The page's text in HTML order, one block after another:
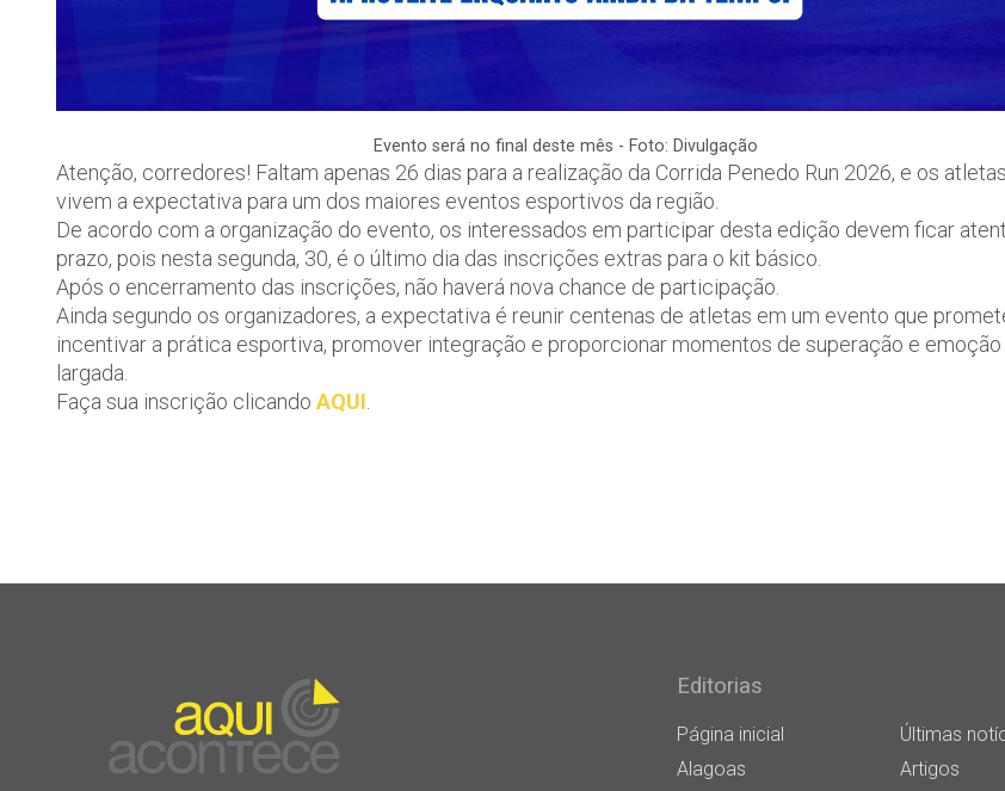
Evento será no final deste mês - Foto: Divulgação
Atenção, corredores! Faltam apenas 26 dias para a realização da Corrida Penedo Run 2026, e os
vivem a expectativa para um dos maiores eventos esportivos da região.
De acordo com a organização do evento, os interessados em participar desta edição devem ficar
prazo, pois nesta segunda, 30, é o último dia das inscrições extras para o kit básico.
Após o encerramento das inscrições, não haverá nova chance de participação.
Ainda segundo os organizadores, a expectativa é reunir centenas de atletas em um evento que
incentivar a prática esportiva, promover integração e proporcionar momentos de superação e emoção
largada.
Faça sua inscrição clicando AQUI.
Editorias
Página inicial
Últimas
Alagoas
Artigos